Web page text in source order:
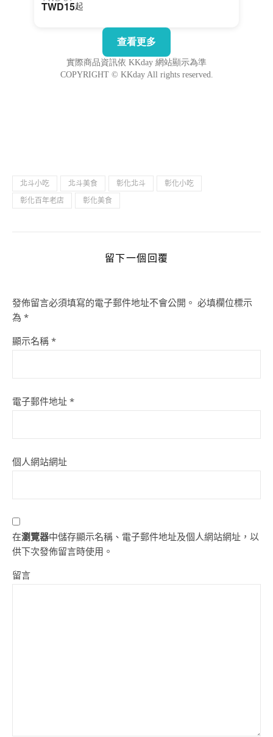
北斗小吃 北斗美食 彰化北斗
彰化小吃
彰化百年老店
彰化美食
留下一個回覆
發佈留言必須填寫的電子郵件地址不會公開。 必填欄位標示
為 *
顯示名稱 *
電子郵件地址 *
個人網站網址
在瀏覽器中儲存顯示名稱、電子郵件地址及個人網站網址，以
供下次發佈留言時使用。
留言